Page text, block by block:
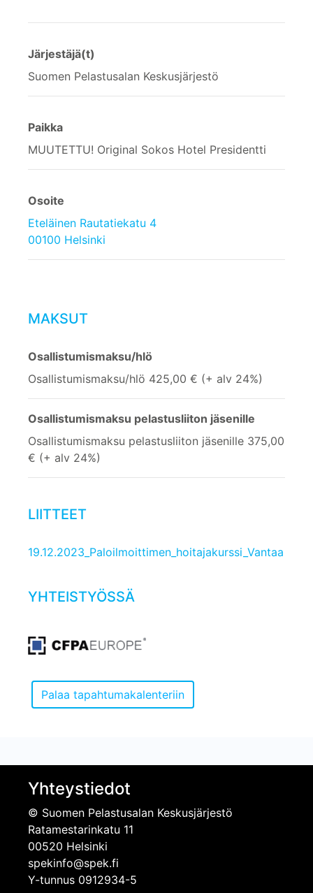
Järjestäjä(t)
Suomen Pelastusalan Keskusjärjestö
Paikka
MUUTETTU! Original Sokos Hotel Presidentti
Osoite
Eteläinen Rautatiekatu 4
00100 Helsinki
MAKSUT
Osallistumismaksu/hlö
Osallistumismaksu/hlö 425,00 € (+ alv 24%)
Osallistumismaksu pelastusliiton jäsenille
Osallistumismaksu pelastusliiton jäsenille 375,00
€ (+ alv 24%)
LIITTEET
19.12.2023_Paloilmoittimen_hoitajakurssi_Vantaa
YHTEISTYÖSSÄ
Yhteystiedot
© Suomen Pelastusalan Keskusjärjestö
Ratamestarinkatu 11
00520 Helsinki
spekinfo@spek.fi
Y-tunnus 0912934-5